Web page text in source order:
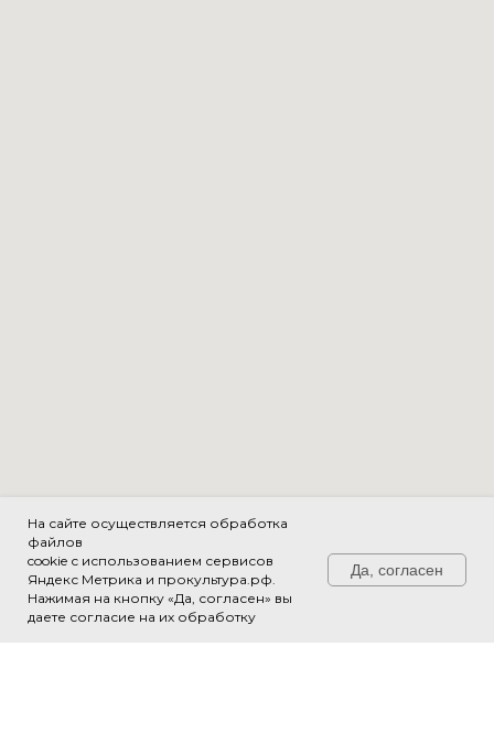
На сайте осуществляется обработка
файлов
cookie с использованием сервисов
Яндекс Метрика и прокультура.рф.
Нажимая на кнопку «Да, согласен» вы
даете согласие на их обработку
Да, согласен
Свяжитесь с нами!